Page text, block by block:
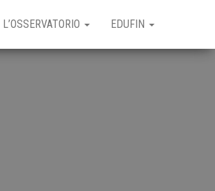
L’OSSERVATORIO EDUFIN